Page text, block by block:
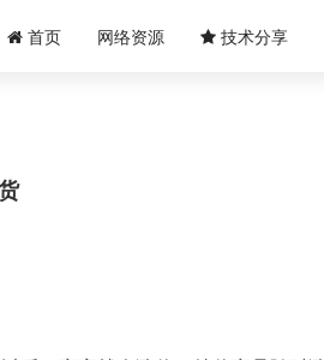
首页 网络资源 技术分享